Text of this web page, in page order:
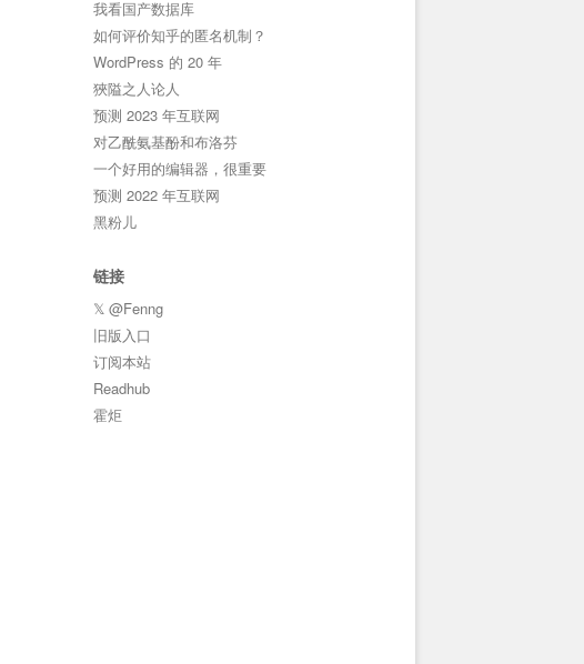
我看国产数据库
如何评价知乎的匿名机制？
WordPress 的 20 年
狹隘之人论人
预测 2023 年互联网
对乙酰氨基酚和布洛芬
一个好用的编辑器，很重要
预测 2022 年互联网
黑粉儿
链接
𝕏 @Fenng
旧版入口
订阅本站
Readhub
霍炬